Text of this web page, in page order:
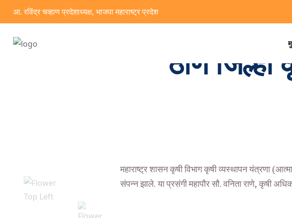
आ. रविंद्र चव्हाण प्रदेशाध्यक्ष, भाजपा महाराष्ट्र प्रदेश
ठाणे
महाराष्ट्र शासन कृषी विभाग कृषी व्यस्थापन यंत्रणा
संपन्न झाले. या प्रसंगी महापौर सौ. वनिता राणे, कृषी